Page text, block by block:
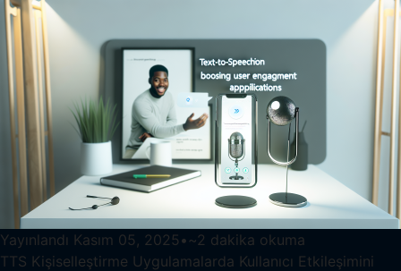
Yayınlandı Kasım 05, 2025 • ~2 dakika okuma
TTS Kişiselleştirme Uygulamalarda Kullanıcı Etkileşimini